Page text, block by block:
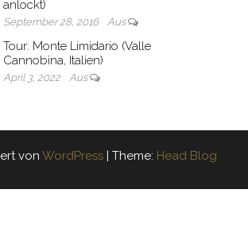
anlockt)
September 28, 2016 Aus
Tour: Monte Limidario (Valle
Cannobina, Italien)
April 3, 2022 Aus
von WordPress | Theme: Head Blog